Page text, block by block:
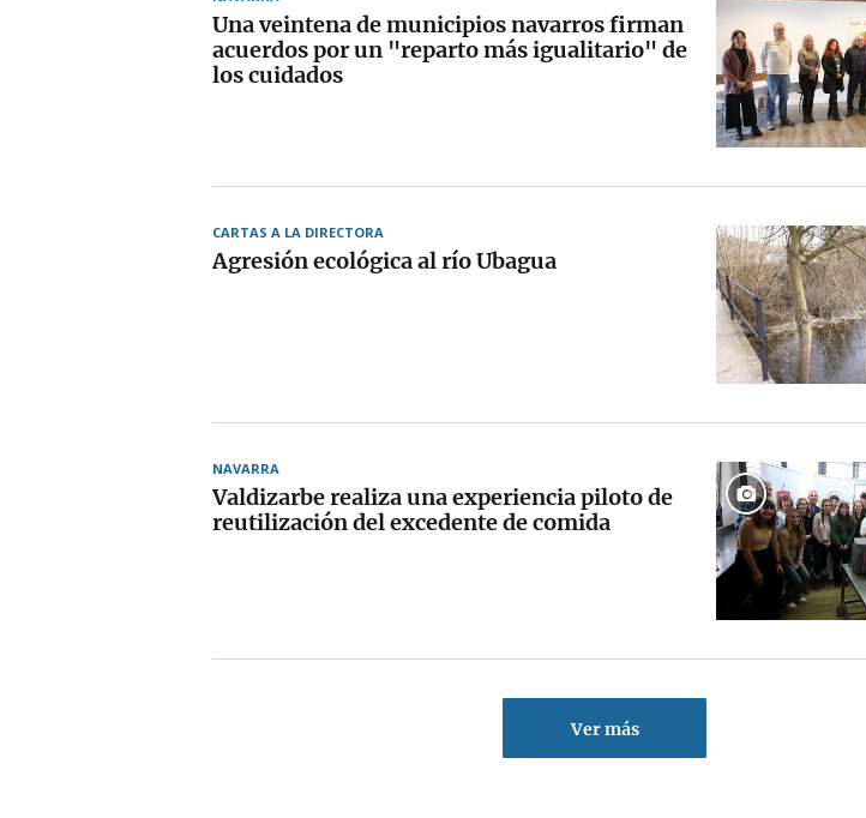
Una veintena de municipios navarros firman
acuerdos por un "reparto más igualitario" de
los cuidados
CARTAS A LA DIRECTORA
Agresión ecológica al río Ubagua
NAVARRA
Valdizarbe realiza una experiencia piloto de
reutilización del excedente de comida
Ver más